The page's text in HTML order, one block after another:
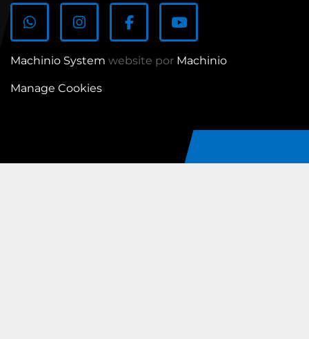
whatsappinstagramfacebookyoutube
Machinio System website por Machinio
Manage Cookies